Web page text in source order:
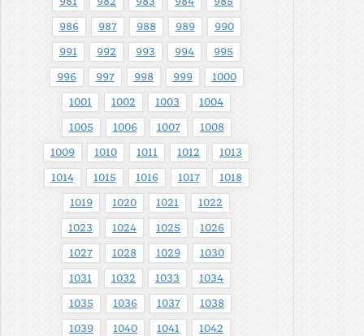
986 987 988 989 990
991 992 993 994 995
996 997 998 999 1000
1001 1002 1003 1004
1005 1006 1007 1008
1009 1010 1011 1012 1013
1014 1015 1016 1017 1018
1019 1020 1021 1022
1023 1024 1025 1026
1027 1028 1029 1030
1031 1032 1033 1034
1035 1036 1037 1038
1039 1040 1041 1042